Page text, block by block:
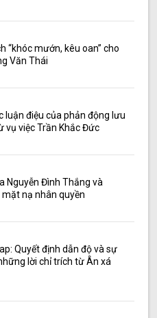
“khóc mướn, kêu oan” cho
Văn Thái
luận điệu của phản động lưu
vụ việc Trần Khắc Đức
Nguyễn Đình Thắng và
mặt nạ nhân quyền
Quyết định dẫn độ và sự
lời chỉ trích từ Ân xá